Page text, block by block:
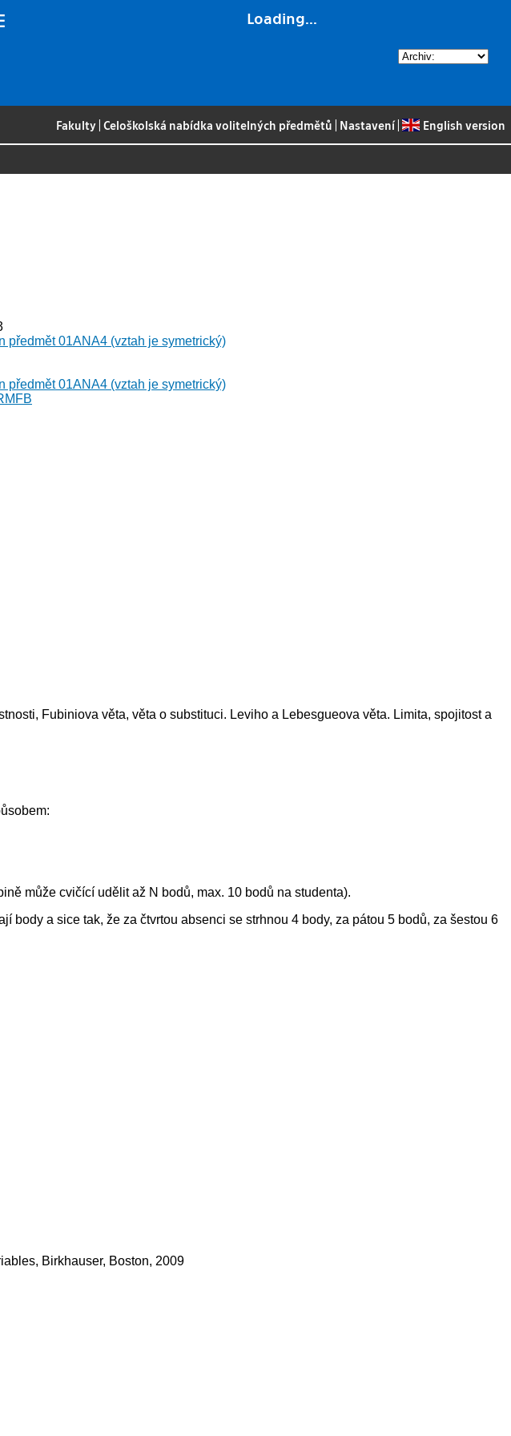
Loading...
Fakulty |Celoškolská nabídka volitelných předmětů Nastavení| English version
předmět 01ANA4 (vztah je symetrický)
předmět 01ANA4 (vztah je symetrický)
Fubiniova věta, věta o substituci. Leviho a Lebesgueova věta. Limita, spojitost a
může cvičící udělit až N bodů, max. 10 bodů na studenta).
a sice tak, že za čtvrtou absenci se strhnou 4 body, za pátou 5 bodů, za šestou 6
Birkhauser, Boston, 2009